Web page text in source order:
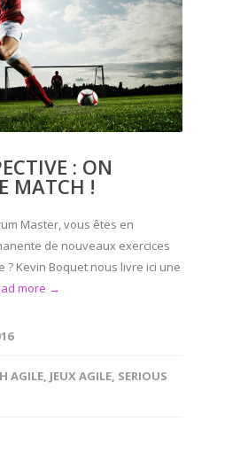
: ON
MATCH !
Master, vous êtes en
de nouveaux exercices
? Kevin Boquet nous livre ici une
more →
AGILE, JEUX AGILE, SERIOUS